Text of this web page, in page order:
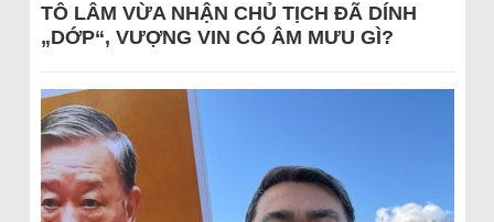
TÔ LÂM VỪA NHẬN CHỦ TỊCH ĐÃ DÍNH
„DỚP“, VƯỢNG VIN CÓ ÂM MƯU GÌ?